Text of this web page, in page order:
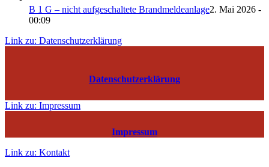
B 1 G – nicht aufgeschaltete Brandmeldeanlage2. Mai 2026 -
00:09
Link zu: Datenschutzerklärung
Datenschutzerklärung
Link zu: Impressum
Impressum
Link zu: Kontakt